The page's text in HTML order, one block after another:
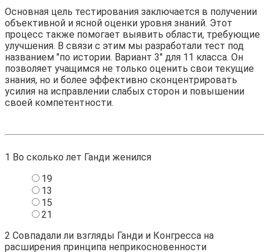
Основная цель тестирования заключается в получении
объективной и ясной оценки уровня знаний. Этот
процесс также помогает выявить области, требующие
улучшения. В связи с этим мы разработали тест под
названием "по истории. Вариант 3" для 11 класса. Он
позволяет учащимся не только оценить свои текущие
знания, но и более эффективно сконцентрировать
усилия на исправлении слабых сторон и повышении
своей компетентности.
1 Во сколько лет Ганди женился
19
13
15
21
2 Совпадали ли взгляды Ганди и Конгресса на
расширения принципа неприкосновенности